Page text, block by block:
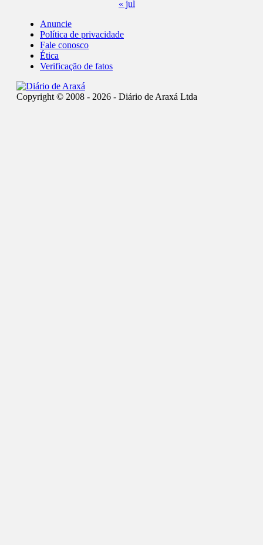
« jul
Anuncie
Política de privacidade
Fale conosco
Ética
Verificação de fatos
Copyright © 2008 - 2026 - Diário de Araxá Ltda